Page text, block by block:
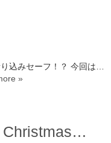
込みセーフ！？ 今回は…
»
Christmas…